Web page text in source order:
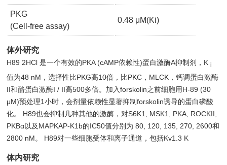
PKG
(Cell-free assay)
0.48 μM(Ki)
体外研究
H89 2HCl 是一个有效的PKA (cAMP依赖性)蛋白激酶A抑制剂，Ki
值为48 nM，选择性比PKG高10倍，比PKC，MLCK，钙调蛋白激酶
II和酪蛋白激酶I / II高500多倍。加入forskolin之前细胞用H-89 (30
μM)预处理1小时，会剂量依赖性显著抑制forskolin诱导的蛋白磷酸
化。 H89也会抑制几种其他的激酶，对S6K1, MSK1, PKA, ROCKII,
PKBα以及MAPKAP-K1b的IC50值分别为 80, 120, 135, 270, 2600和
2800 nM。 H89对一些细胞受体和离子通道，包括Kv1.3 K
体内研究